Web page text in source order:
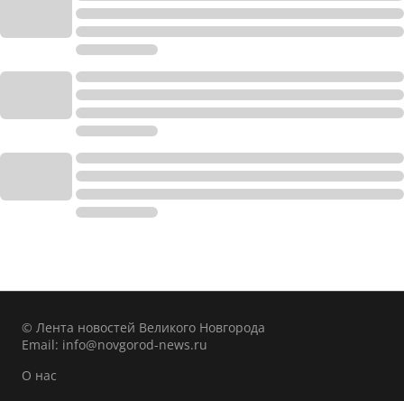
© Лента новостей Великого Новгорода
Email: info@novgorod-news.ru
О нас